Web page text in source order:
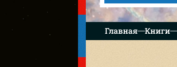
Главная Книги